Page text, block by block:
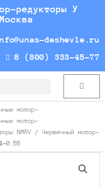
редукторы У
deshevle.ru
8 (800) 333-45-77
Cart
мотор-
мотор-
NMRV / Червячный мотор-
0.55